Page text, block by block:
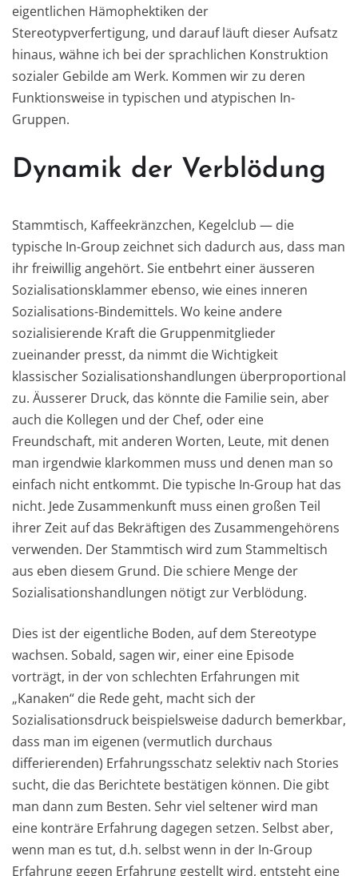
eigentlichen Hämophektiken der
Stereotypverfertigung, und darauf läuft dieser Aufsatz
hinaus, wähne ich bei der sprachlichen Konstruktion
sozialer Gebilde am Werk. Kommen wir zu deren
Funktionsweise in typischen und atypischen In-
Gruppen.
Dynamik der Verblödung
Stammtisch, Kaffeekränzchen, Kegelclub — die
typische In-Group zeichnet sich dadurch aus, dass man
ihr freiwillig angehört. Sie entbehrt einer äusseren
Sozialisationsklammer ebenso, wie eines inneren
Sozialisations-Bindemittels. Wo keine andere
sozialisierende Kraft die Gruppenmitglieder
zueinander presst, da nimmt die Wichtigkeit
klassischer Sozialisationshandlungen überproportional
zu. Äusserer Druck, das könnte die Familie sein, aber
auch die Kollegen und der Chef, oder eine
Freundschaft, mit anderen Worten, Leute, mit denen
man irgendwie klarkommen muss und denen man so
einfach nicht entkommt. Die typische In-Group hat das
nicht. Jede Zusammenkunft muss einen großen Teil
ihrer Zeit auf das Bekräftigen des Zusammengehörens
verwenden. Der Stammtisch wird zum Stammeltisch
aus eben diesem Grund. Die schiere Menge der
Sozialisationshandlungen nötigt zur Verblödung.
Dies ist der eigentliche Boden, auf dem Stereotype
wachsen. Sobald, sagen wir, einer eine Episode
vorträgt, in der von schlechten Erfahrungen mit
„Kanaken“ die Rede geht, macht sich der
Sozialisationsdruck beispielsweise dadurch bemerkbar,
dass man im eigenen (vermutlich durchaus
differierenden) Erfahrungsschatz selektiv nach Stories
sucht, die das Berichtete bestätigen können. Die gibt
man dann zum Besten. Sehr viel seltener wird man
eine konträre Erfahrung dagegen setzen. Selbst aber,
wenn man es tut, d.h. selbst wenn in der In-Group
Erfahrung gegen Erfahrung gestellt wird, entsteht eine